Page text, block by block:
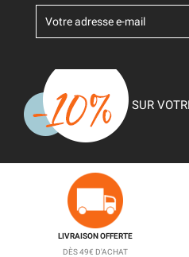
SUR
LIVRAISON OFFERTE
DÈS 49€ D'ACHAT